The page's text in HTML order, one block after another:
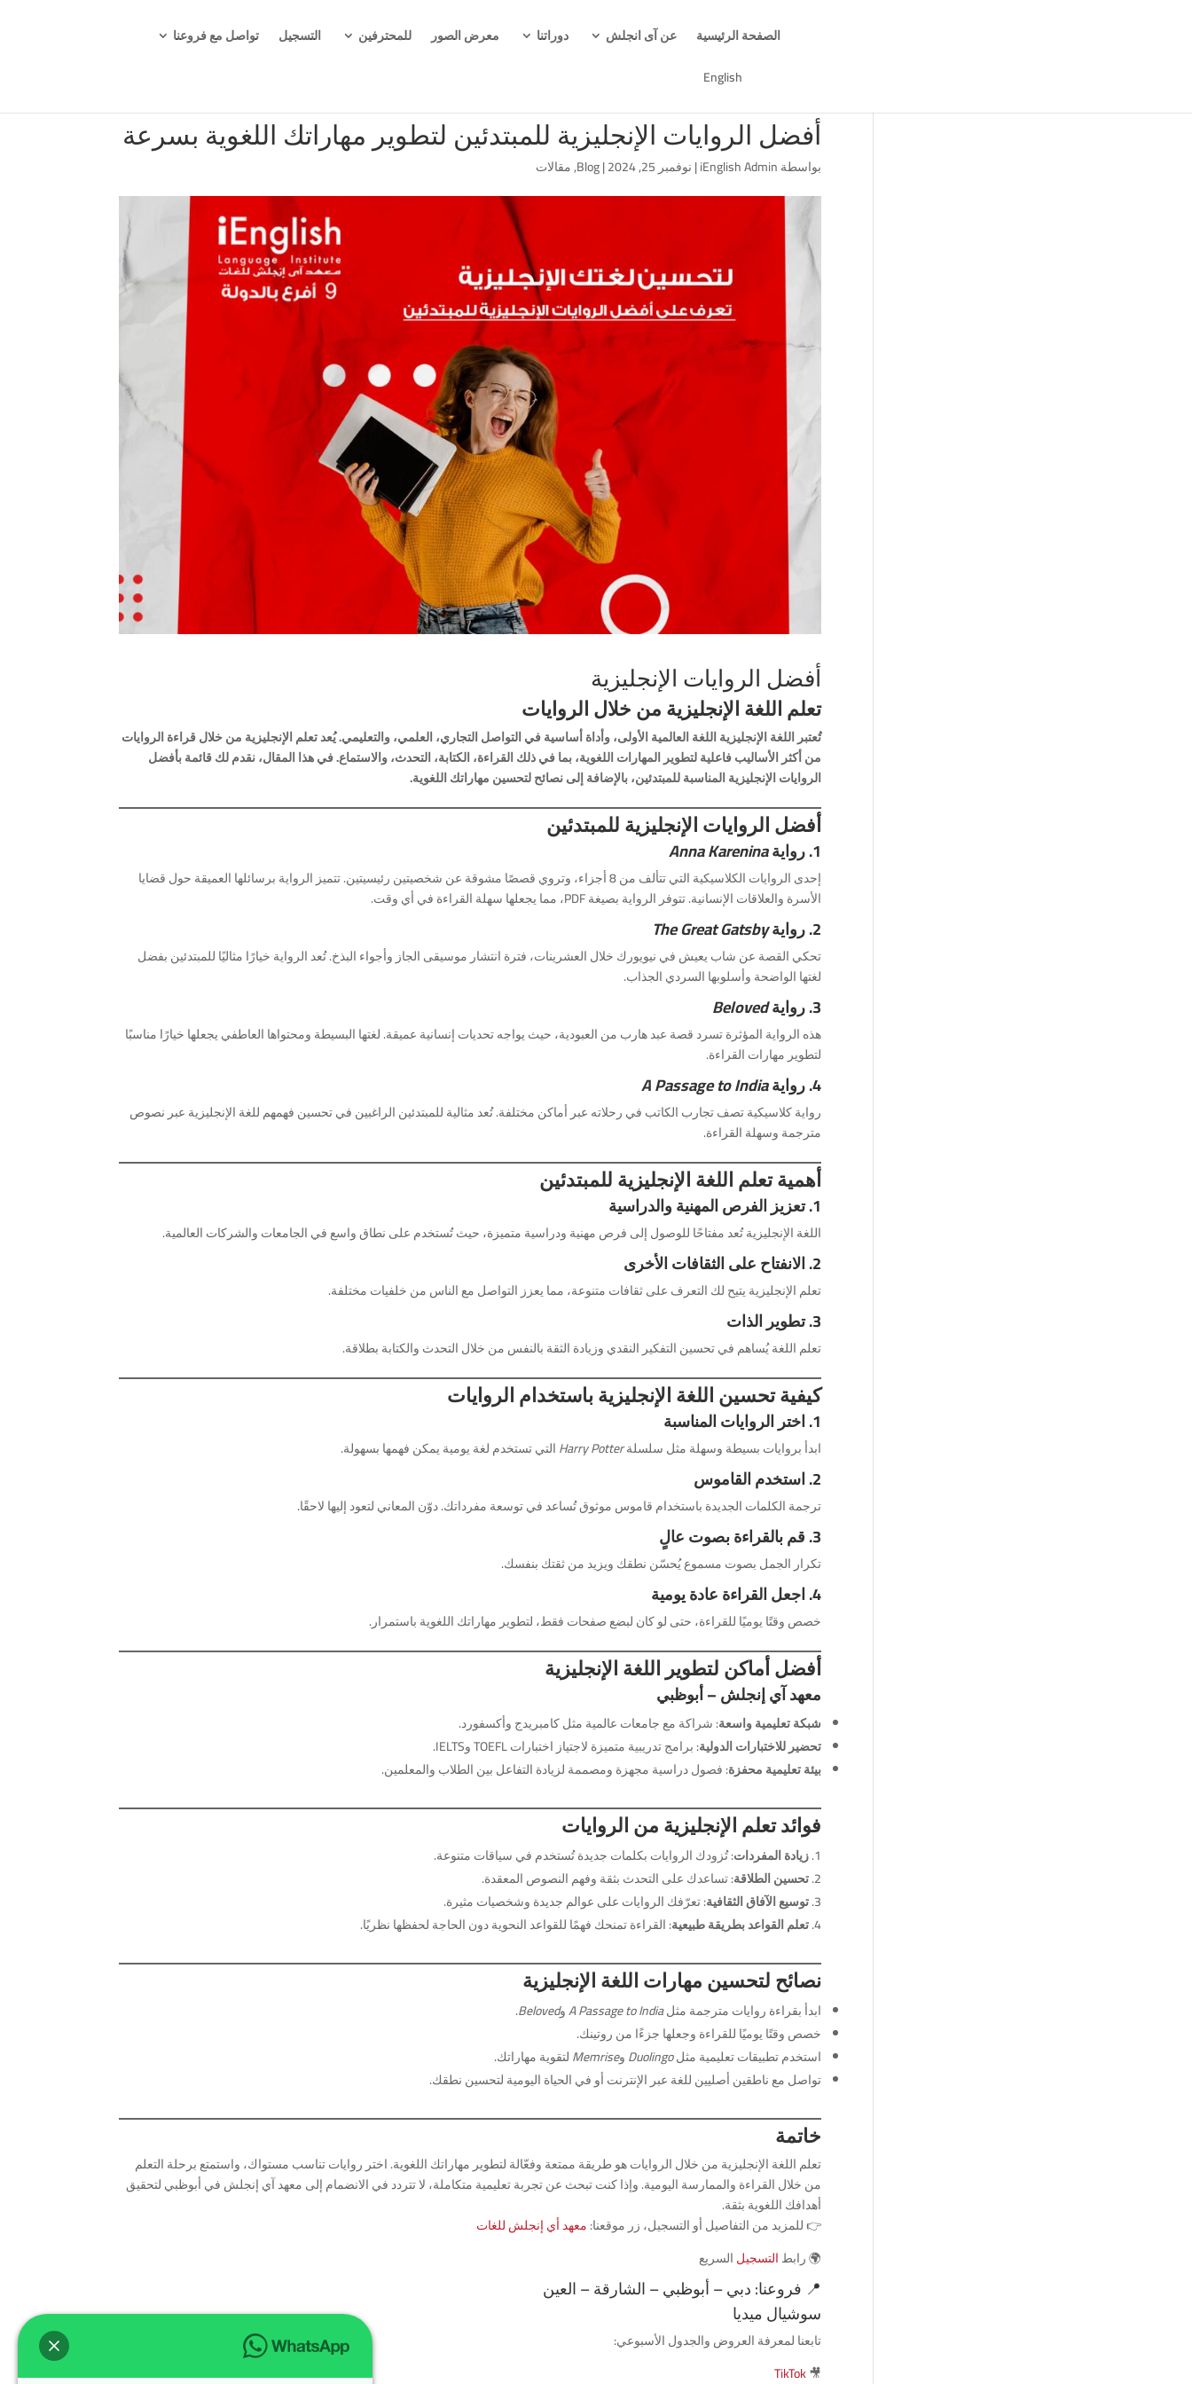
الصفحة الرئيسية عن آى انجلش دوراتنا معرض الصور للمحترفين التسجيل
تواصل مع فروعنا
English
أفضل الروايات الإنجليزية للمبتدئين لتطوير مهاراتك اللغوية بسرعة
بواسطةiEnglish Admin
|نوفمبر 25, 2024 |
Blog
,مقالات
أفضل الروايات الإنجليزية
تعلم اللغة الإنجليزية من خلال الروايات
تُعتبر اللغة الإنجليزية اللغة العالمية الأولى، وأداة أساسية في التواصل التجاري، العلمي، والتعليمي. يُعد تعلم الإنجليزية من خلال قراءة الروايات
من أكثر الأساليب فاعلية لتطوير المهارات اللغوية، بما في ذلك القراءة، الكتابة، التحدث، والاستماع. في هذا المقال، نقدم لك قائمة بأفضل
الروايات الإنجليزية المناسبة للمبتدئين، بالإضافة إلى نصائح لتحسين مهاراتك اللغوية.
أفضل الروايات الإنجليزية للمبتدئين
1. رواية Anna Karenina
إحدى الروايات الكلاسيكية التي تتألف من 8 أجزاء، وتروي قصصًا مشوقة عن شخصيتين رئيسيتين. تتميز الرواية برسائلها العميقة حول قضايا
الأسرة والعلاقات الإنسانية. تتوفر الرواية بصيغة PDF، مما يجعلها سهلة القراءة في أي وقت.
2. رواية The Great Gatsby
تحكي القصة عن شاب يعيش في نيويورك خلال العشرينات، فترة انتشار موسيقى الجاز وأجواء البذخ. تُعد الرواية خيارًا مثاليًا للمبتدئين بفضل
لغتها الواضحة وأسلوبها السردي الجذاب.
3. رواية Beloved
هذه الرواية المؤثرة تسرد قصة عبد هارب من العبودية، حيث يواجه تحديات إنسانية عميقة. لغتها البسيطة ومحتواها العاطفي يجعلها خيارًا مناسبًا
لتطوير مهارات القراءة.
4. رواية A Passage to India
رواية كلاسيكية تصف تجارب الكاتب في رحلاته عبر أماكن مختلفة. تُعد مثالية للمبتدئين الراغبين في تحسين فهمهم للغة الإنجليزية عبر نصوص
مترجمة وسهلة القراءة.
أهمية تعلم اللغة الإنجليزية للمبتدئين
1. تعزيز الفرص المهنية والدراسية
اللغة الإنجليزية تُعد مفتاحًا للوصول إلى فرص مهنية ودراسية متميزة، حيث تُستخدم على نطاق واسع في الجامعات والشركات العالمية.
2. الانفتاح على الثقافات الأخرى
تعلم الإنجليزية يتيح لك التعرف على ثقافات متنوعة، مما يعزز التواصل مع الناس من خلفيات مختلفة.
3. تطوير الذات
تعلم اللغة يُساهم في تحسين التفكير النقدي وزيادة الثقة بالنفس من خلال التحدث والكتابة بطلاقة.
كيفية تحسين اللغة الإنجليزية باستخدام الروايات
1. اختر الروايات المناسبة
ابدأ بروايات بسيطة وسهلة مثل سلسلةHarry Potterالتي تستخدم لغة يومية يمكن فهمها بسهولة.
2. استخدم القاموس
ترجمة الكلمات الجديدة باستخدام قاموس موثوق تُساعد في توسعة مفرداتك. دوّن المعاني لتعود إليها لاحقًا.
3. قم بالقراءة بصوت عالٍ
تكرار الجمل بصوت مسموع يُحسّن نطقك ويزيد من ثقتك بنفسك.
4. اجعل القراءة عادة يومية
خصص وقتًا يوميًا للقراءة، حتى لو كان لبضع صفحات فقط، لتطوير مهاراتك اللغوية باستمرار.
أفضل أماكن لتطوير اللغة الإنجليزية
معهد آي إنجلش – أبوظبي
شبكة تعليمية واسعة: شراكة مع جامعات عالمية مثل كامبريدج وأكسفورد.
تحضير للاختبارات الدولية: برامج تدريبية متميزة لاجتياز اختبارات TOEFL وIELTS.
بيئة تعليمية محفزة: فصول دراسية مجهزة ومصممة لزيادة التفاعل بين الطلاب والمعلمين.
فوائد تعلم الإنجليزية من الروايات
زيادة المفردات: تُزودك الروايات بكلمات جديدة تُستخدم في سياقات متنوعة.
تحسين الطلاقة: تساعدك على التحدث بثقة وفهم النصوص المعقدة.
توسيع الآفاق الثقافية: تعرّفك الروايات على عوالم جديدة وشخصيات مثيرة.
تعلم القواعد بطريقة طبيعية: القراءة تمنحك فهمًا للقواعد النحوية دون الحاجة لحفظها نظريًا.
نصائح لتحسين مهارات اللغة الإنجليزية
ابدأ بقراءة روايات مترجمة مثلA Passage to IndiaوBeloved
.
خصص وقتًا يوميًا للقراءة وجعلها جزءًا من روتينك.
استخدم تطبيقات تعليمية مثلDuolingoوMemriseلتقوية مهاراتك.
تواصل مع ناطقين أصليين للغة عبر الإنترنت أو في الحياة اليومية لتحسين نطقك.
خاتمة
تعلم اللغة الإنجليزية من خلال الروايات هو طريقة ممتعة وفعّالة لتطوير مهاراتك اللغوية. اختر روايات تناسب مستواك، واستمتع برحلة التعلم
من خلال القراءة والممارسة اليومية. وإذا كنت تبحث عن تجربة تعليمية متكاملة، لا تتردد في الانضمام إلى معهد آي إنجلش في أبوظبي لتحقيق
أهدافك اللغوية بثقة.
👉 للمزيد من التفاصيل أو التسجيل، زر موقعنا:معهد أي إنجلش للغات
🌍 رابطالتسجيلالسريع
📍 فروعنا: دبي – أبوظبي – الشارقة – العين
سوشيال ميديا
تابعنا لمعرفة العروض والجدول الأسبوعي:
🎥
TikTok